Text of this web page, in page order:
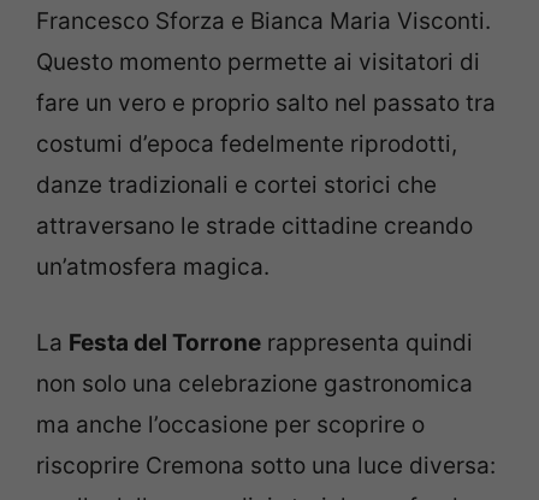
Francesco Sforza e Bianca Maria Visconti.
Questo momento permette ai visitatori di
fare un vero e proprio salto nel passato tra
costumi d’epoca fedelmente riprodotti,
danze tradizionali e cortei storici che
attraversano le strade cittadine creando
un’atmosfera magica.
La Festa del Torrone rappresenta quindi
non solo una celebrazione gastronomica
ma anche l’occasione per scoprire o
riscoprire Cremona sotto una luce diversa: